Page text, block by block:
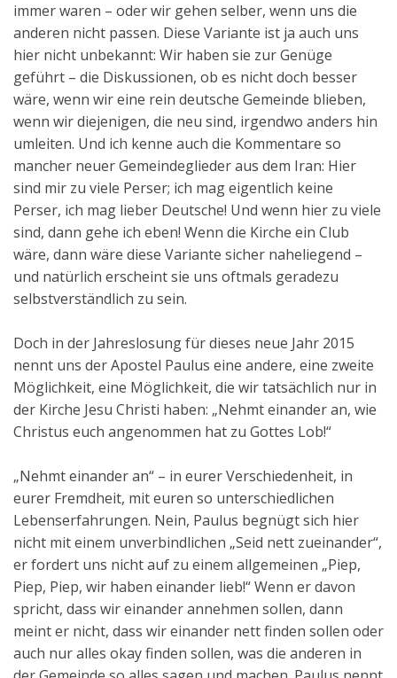
immer waren – oder wir gehen selber, wenn uns die
anderen nicht passen. Diese Variante ist ja auch uns
hier nicht unbekannt: Wir haben sie zur Genüge
geführt – die Diskussionen, ob es nicht doch besser
wäre, wenn wir eine rein deutsche Gemeinde blieben,
wenn wir diejenigen, die neu sind, irgendwo anders hin
umleiten. Und ich kenne auch die Kommentare so
mancher neuer Gemeindeglieder aus dem Iran: Hier
sind mir zu viele Perser; ich mag eigentlich keine
Perser, ich mag lieber Deutsche! Und wenn hier zu viele
sind, dann gehe ich eben! Wenn die Kirche ein Club
wäre, dann wäre diese Variante sicher naheliegend –
und natürlich erscheint sie uns oftmals geradezu
selbstverständlich zu sein.
Doch in der Jahreslosung für dieses neue Jahr 2015
nennt uns der Apostel Paulus eine andere, eine zweite
Möglichkeit, eine Möglichkeit, die wir tatsächlich nur in
der Kirche Jesu Christi haben: „Nehmt einander an, wie
Christus euch angenommen hat zu Gottes Lob!“
„Nehmt einander an“ – in eurer Verschiedenheit, in
eurer Fremdheit, mit euren so unterschiedlichen
Lebenserfahrungen. Nein, Paulus begnügt sich hier
nicht mit einem unverbindlichen „Seid nett zueinander“,
er fordert uns nicht auf zu einem allgemeinen „Piep,
Piep, Piep, wir haben einander lieb!“ Wenn er davon
spricht, dass wir einander annehmen sollen, dann
meint er nicht, dass wir einander nett finden sollen oder
auch nur alles okay finden sollen, was die anderen in